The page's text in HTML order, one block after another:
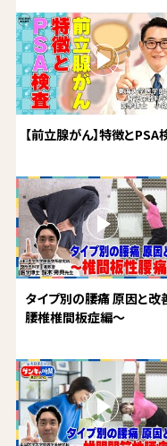
【前立腺がん】特徴とPSA
タイプ別の腰痛 原因と改
腰椎椎間板症編～